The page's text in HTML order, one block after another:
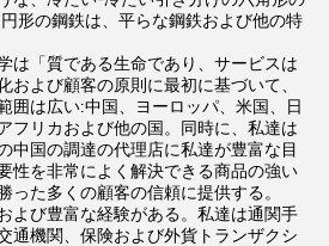
形の鋼鉄は、平らな鋼鉄および他の特
は「質である生命であり、サービスは
および顧客の原則に最初に基づいて、
囲は広い:中国、ヨーロッパ、米国、日
フリカおよび他の国。同時に、私達は
中国の調達の代理店に私達が豊富な目
性を非常によく解決できる商品の強い
った多くの顧客の信頼に提供する。
よび豊富な経験がある。私達は通関手
通機関、保険および外貨トランザクシ